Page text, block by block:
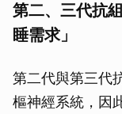
第二、三代抗
睡需求」
第二代與第三代
樞神經系統，因